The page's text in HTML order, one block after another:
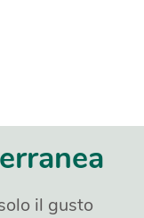
il gusto